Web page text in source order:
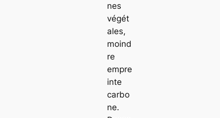
nes
végét
ales,
moind
re
empre
inte
carbo
ne.